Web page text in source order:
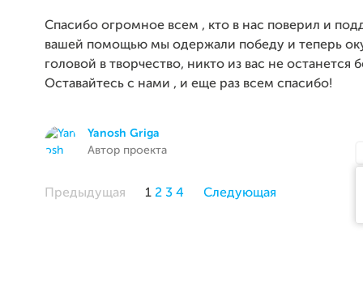
Спасибо огромное всем , кто в нас поверил и
вашей помощью мы одержали победу и теперь
головой в творчество, никто из вас не останется
Оставайтесь с нами , и еще раз всем спасибо!
Yanosh Griga
Автор проекта
Предыдущая 1 2 3 4 Следующая